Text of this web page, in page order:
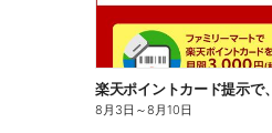
8月3日 ～8月10日